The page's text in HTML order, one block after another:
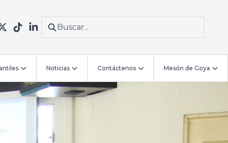
Noticias Contáctenos Mesón de Goya